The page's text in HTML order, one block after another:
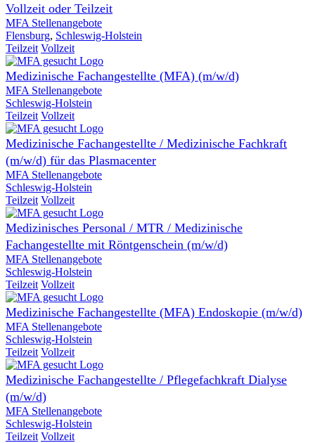
Vollzeit oder Teilzeit
MFA Stellenangebote
Flensburg, Schleswig-Holstein
Teilzeit Vollzeit
Medizinische Fachangestellte (MFA) (m/w/d)
MFA Stellenangebote
Schleswig-Holstein
Teilzeit Vollzeit
Medizinische Fachangestellte / Medizinische Fachkraft
(m/w/d) für das Plasmacenter
MFA Stellenangebote
Schleswig-Holstein
Teilzeit Vollzeit
Medizinisches Personal / MTR / Medizinische
Fachangestellte mit Röntgenschein (m/w/d)
MFA Stellenangebote
Schleswig-Holstein
Teilzeit Vollzeit
Medizinische Fachangestellte (MFA) Endoskopie (m/w/d)
MFA Stellenangebote
Schleswig-Holstein
Teilzeit Vollzeit
Medizinische Fachangestellte / Pflegefachkraft Dialyse
(m/w/d)
MFA Stellenangebote
Schleswig-Holstein
Teilzeit Vollzeit